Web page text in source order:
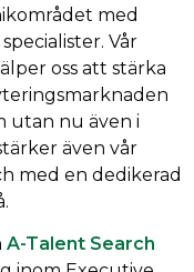
med
Vår
oss att stärka
utan nu även i
även vår
med en dedikerad
A-Talent Search